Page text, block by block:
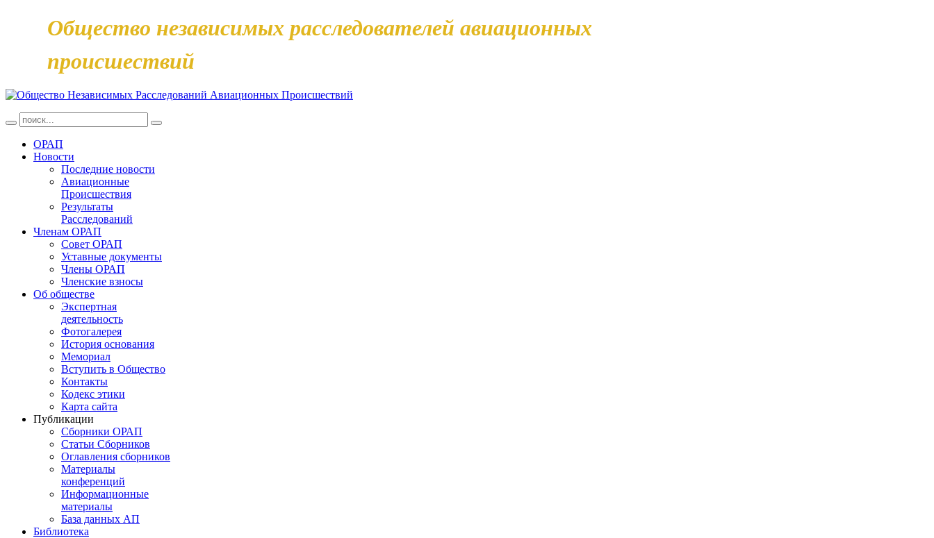
Общество независимых расследователей авиационных
происшествий
ОРАП
Новости
Последние новости
Авиационные
Происшествия
Результаты
Расследований
Членам ОРАП
Совет ОРАП
Уставные документы
Члены ОРАП
Членские взносы
Об обществе
Экспертная
деятельность
Фотогалерея
История основания
Мемориал
Вступить в Общество
Контакты
Кодекс этики
Карта сайта
Публикации
Сборники ОРАП
Статьи Сборников
Оглавления сборников
Материалы
конференций
Информационные
материалы
База данных АП
Библиотека